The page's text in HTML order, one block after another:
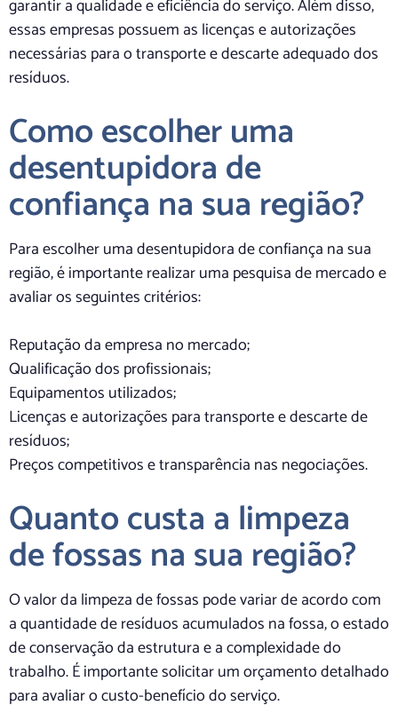
garantir a qualidade e eficiência do serviço. Além disso,
essas empresas possuem as licenças e autorizações
necessárias para o transporte e descarte adequado dos
resíduos.
Como escolher uma
desentupidora de
confiança na sua região?
Para escolher uma desentupidora de confiança na sua
região, é importante realizar uma pesquisa de mercado e
avaliar os seguintes critérios:
Reputação da empresa no mercado;
Qualificação dos profissionais;
Equipamentos utilizados;
Licenças e autorizações para transporte e descarte de
resíduos;
Preços competitivos e transparência nas negociações.
Quanto custa a limpeza
de fossas na sua região?
O valor da limpeza de fossas pode variar de acordo com
a quantidade de resíduos acumulados na fossa, o estado
de conservação da estrutura e a complexidade do
trabalho. É importante solicitar um orçamento detalhado
para avaliar o custo-benefício do serviço.